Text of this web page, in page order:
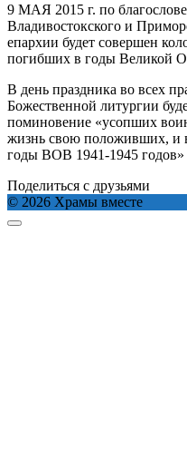
9 МАЯ 2015 г. по
Владивостокского и
епархии будет совершен
погибших в годы Великой
В день праздника во всех
Божественной литургии
поминовение «усопших
жизнь свою положивших, и
годы ВОВ 1941-1945 годов»
Поделиться с друзьями
© 2026 Храмы вместе